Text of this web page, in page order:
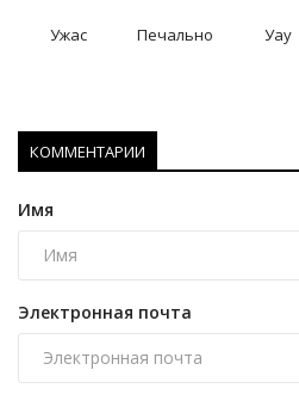
Ужас Печально Уау
КОММЕНТАРИИ
Имя
Электронная почта